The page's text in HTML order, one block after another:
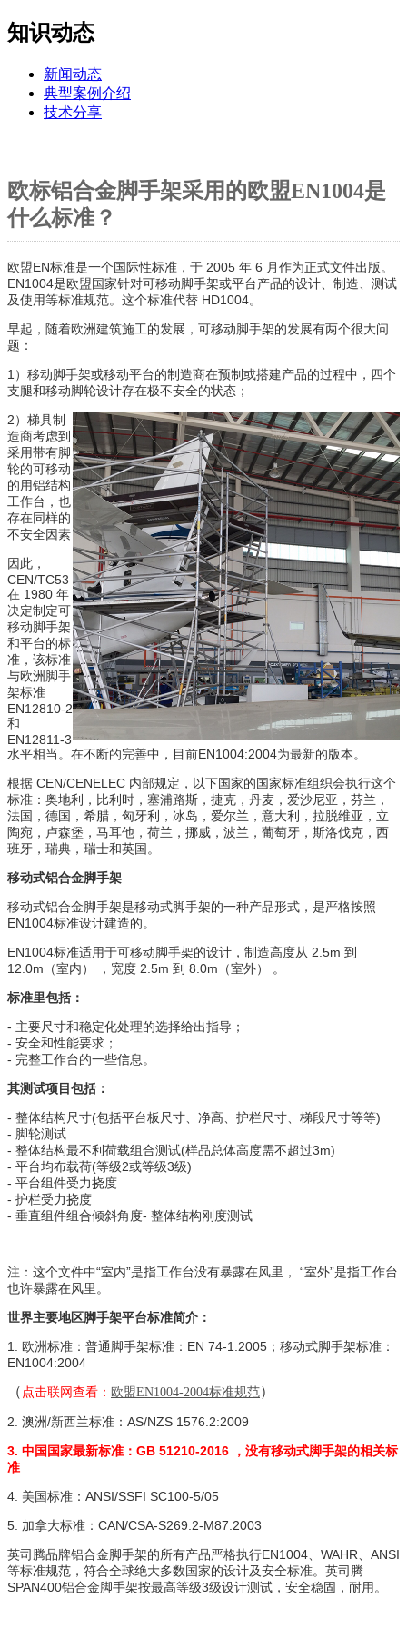
知识动态
新闻动态
典型案例介绍
技术分享
欧标铝合金脚手架采用的欧盟EN1004是
什么标准？
欧盟EN标准是一个国际性标准，于 2005 年 6 月作为正式文件出版。
EN1004是欧盟国家针对可移动脚手架或平台产品的设计、制造、测试
及使用等标准规范。这个标准代替 HD1004。
早起，随着欧洲建筑施工的发展，可移动脚手架的发展有两个很大问
题：
1）移动脚手架或移动平台的制造商在预制或搭建产品的过程中，四个
支腿和移动脚轮设计存在极不安全的状态；
2）梯具制
造商考虑到
采用带有脚
轮的可移动
的用铝结构
工作台，也
存在同样的
不安全因素
因此，
CEN/TC53
在 1980 年
决定制定可
移动脚手架
和平台的标
准，该标准
与欧洲脚手
架标准
EN12810-2
和
EN12811-3
水平相当。在不断的完善中，目前EN1004:2004为最新的版本。
根据 CEN/CENELEC 内部规定，以下国家的国家标准组织会执行这个
标准：奥地利，比利时，塞浦路斯，捷克，丹麦，爱沙尼亚，芬兰，
法国，德国，希腊，匈牙利，冰岛，爱尔兰，意大利，拉脱维亚，立
陶宛，卢森堡，马耳他，荷兰，挪威，波兰，葡萄牙，斯洛伐克，西
班牙，瑞典，瑞士和英国。
移动式铝合金脚手架
移动式铝合金脚手架是移动式脚手架的一种产品形式，是严格按照
EN1004标准设计建造的。
EN1004标准适用于可移动脚手架的设计，制造高度从 2.5m 到
12.0m（室内） ，宽度 2.5m 到 8.0m（室外） 。
标准里包括：
- 主要尺寸和稳定化处理的选择给出指导；
- 安全和性能要求；
- 完整工作台的一些信息。
其测试项目包括：
- 整体结构尺寸(包括平台板尺寸、净高、护栏尺寸、梯段尺寸等等)
- 脚轮测试
- 整体结构最不利荷载组合测试(样品总体高度需不超过3m)
- 平台均布载荷(等级2或等级3级)
- 平台组件受力挠度
- 护栏受力挠度
- 垂直组件组合倾斜角度- 整体结构刚度测试
注：这个文件中“室内”是指工作台没有暴露在风里， “室外”是指工作台
也许暴露在风里。
世界主要地区脚手架平台标准简介：
1. 欧洲标准：普通脚手架标准：EN 74-1:2005；移动式脚手架标准：
EN1004:2004
（ 点击联网查看： 欧盟EN1004-2004标准规范）
2. 澳洲/新西兰标准：AS/NZS 1576.2:2009
3. 中国国家最新标准：GB 51210-2016 ，没有移动式脚手架的相关标
准
4. 美国标准：ANSI/SSFI SC100-5/05
5. 加拿大标准：CAN/CSA-S269.2-M87:2003
英司腾品牌铝合金脚手架的所有产品严格执行EN1004、WAHR、ANSI
等标准规范，符合全球绝大多数国家的设计及安全标准。英司腾
SPAN400铝合金脚手架按最高等级3级设计测试，安全稳固，耐用。